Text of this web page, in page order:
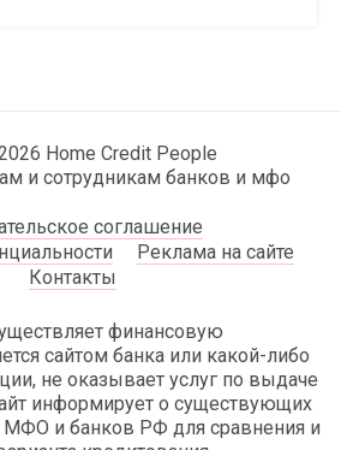
Home Credit People
и сотрудникам банков и мфо
соглашение
Реклама на сайте
Контакты
финансовую
сайтом банка или какой-либо
не оказывает услуг по выдаче
информирует о существующих
МФО и банков РФ для сравнения и